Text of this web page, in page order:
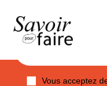
Vous acceptez